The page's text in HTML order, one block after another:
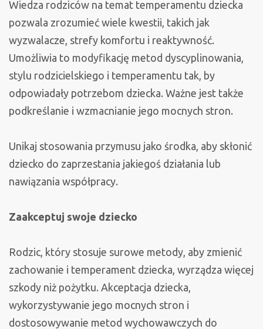
Wiedza rodziców na temat temperamentu dziecka
pozwala zrozumieć wiele kwestii, takich jak
wyzwalacze, strefy komfortu i reaktywność.
Umożliwia to modyfikację metod dyscyplinowania,
stylu rodzicielskiego i temperamentu tak, by
odpowiadały potrzebom dziecka. Ważne jest także
podkreślanie i wzmacnianie jego mocnych stron.
Unikaj stosowania przymusu jako środka, aby skłonić
dziecko do zaprzestania jakiegoś działania lub
nawiązania współpracy.
Zaakceptuj swoje dziecko
Rodzic, który stosuje surowe metody, aby zmienić
zachowanie i temperament dziecka, wyrządza więcej
szkody niż pożytku. Akceptacja dziecka,
wykorzystywanie jego mocnych stron i
dostosowywanie metod wychowawczych do